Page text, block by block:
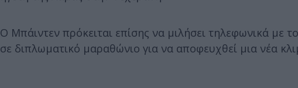
Ο Μπάιντεν πρόκειται επίσης να μιλήσει τηλεφωνικά με
σε διπλωματικό μαραθώνιο για να αποφευχθεί μια νέα